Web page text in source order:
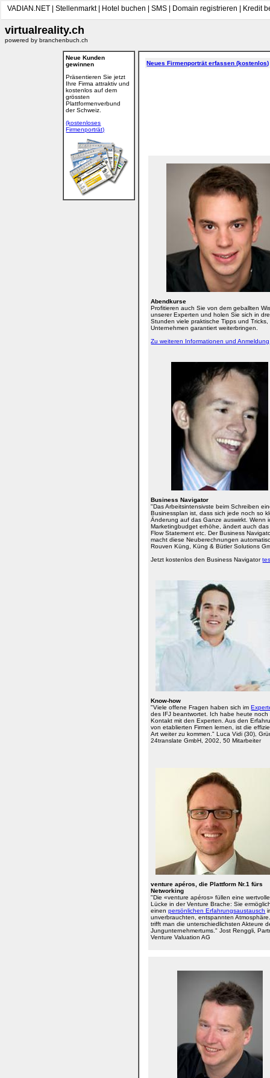
VADIAN.NET Stellenmarkt| Hotel buchen SMS Domain registrieren Kredit
virtualreality.ch
powered by branchenbuch.ch
Neue Kunden
gewinnen
Präsentieren Sie jetzt
Ihre Firma attraktiv und
kostenlos auf dem
grössten
Plattformenverbund
der Schweiz.
(kostenloses
Firmenporträt)
Neues Firmenporträt erfassen (kostenlos)
Abendkurse
Profitieren auch Sie von dem geballten
unserer Experten und holen Sie sich in
Stunden viele praktische Tipps und Tricks,
Unternehmen garantiert weiterbringen.
Zu weiteren Informationen und Anmeldung
Business Navigator
"Das Arbeitsintensivste beim Schreiben
Businessplan ist, dass sich jede noch so
Änderung auf das Ganze auswirkt. Wenn
Marketingbudget erhöhe, ändert auch das
Flow Statement etc. Der Business
macht diese Neuberechnungen
Rouven Küng, Küng & Bütler Solutions
Jetzt kostenlos den Business Navigator
Know-how
"Viele offene Fragen haben sich im
des IFJ beantwortet. Ich habe heute noch
Kontakt mit den Experten. Aus den
von etablierten Firmen lernen, ist die
Art weiter zu kommen." Luca Vidi (30),
24translate GmbH, 2002, 50 Mitarbeiter
venture apéros, die Plattform Nr.1 fürs
Networking
"Die «venture apéros» füllen eine wertvolle
Lücke in der Venture Brache: Sie
einenpersönlichen Erfahrungsaustausch
unverbrauchten, entspannten
trifft man die unterschiedlichsten Akteure
Jungunternehmertums." Jost Renggli,
Venture Valuation AG